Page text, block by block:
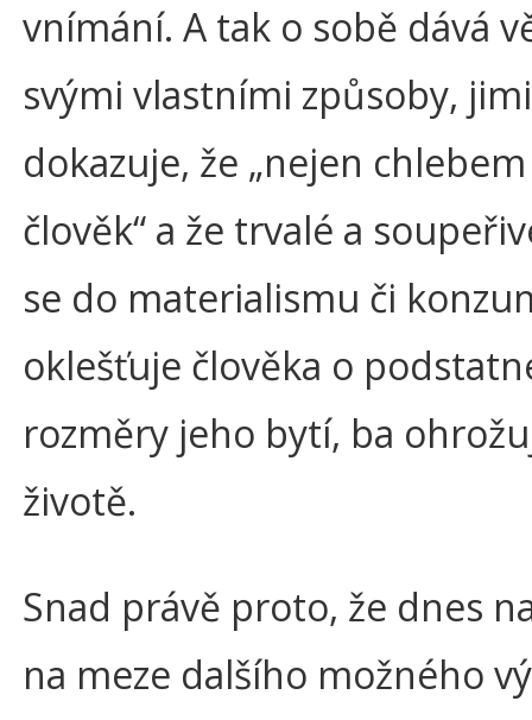
vnímání. A tak o sobě dává
svými vlastními způsoby,
dokazuje, že „nejen
člověk“ a že trvalé a
se do materialismu či
oklešťuje člověka o
rozměry jeho bytí, ba
životě.
Snad právě proto, že dnes
na meze dalšího možného